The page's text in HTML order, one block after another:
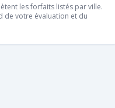
les forfaits listés par ville.
de votre évaluation et du